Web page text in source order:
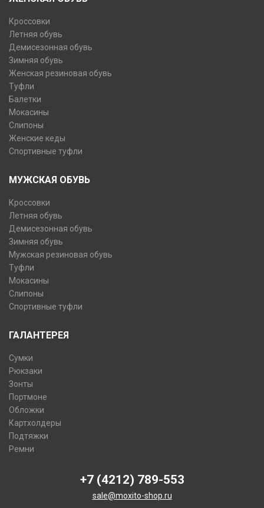
Кроссовки
Летняя обувь
Демисезонная обувь
Зимняя обувь
Женская резиновая обувь
Туфли
Балетки
Мокасины
Слипоны
Женские кеды
Спортивные туфли
МУЖСКАЯ ОБУВЬ
Кроссовки
Летняя обувь
Демисезонная обувь
Зимняя обувь
Мужская резиновая обувь
Туфли
Мокасины
Слипоны
Спортивные туфли
ГАЛАНТЕРЕЯ
Сумки
Рюкзаки
Зонты
Портмоне
Обложки
Картхолдеры
Подтяжки
Ремни
+7 (4212) 789-553
sale@moxito-shop.ru